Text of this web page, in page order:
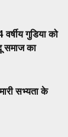
गुडिया को
समाज का
सभ्यता के